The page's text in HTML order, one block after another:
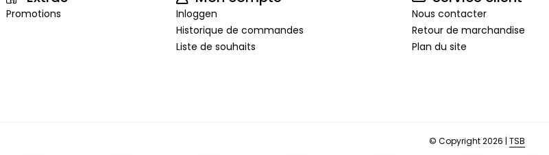
Promotions
Inloggen
Historique de commandes
Liste de souhaits
Nous contacter
Retour de marchandise
Plan du site
© Copyright 2026 | TSB